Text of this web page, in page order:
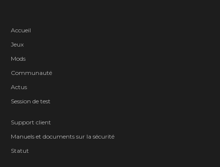
Accueil
Jeux
Mods
Communauté
Actus
Session de test
Support client
Manuels et documents sur la sécurité
Statut